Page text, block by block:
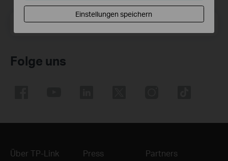
E-Mail-Adresse Registrieren
Folge uns
Über TP-Link Press Partners
Einstellungen speichern